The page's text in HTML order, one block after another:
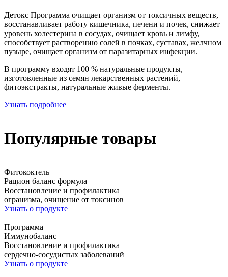
Детокс Программа очищает организм от токсичных веществ,
восстанавливает работу кишечника, печени и почек, снижает
уровень холестерина в сосудах, очищает кровь и лимфу,
способствует растворению солей в почках, суставах, желчном
пузыре, очищает организм от паразитарных инфекции.
В программу входят 100 % натуральные продукты,
изготовленные из семян лекарственных растений,
фитоэкстракты, натуральные живые ферменты.
Узнать подробнее
Популярные товары
Фитококтель
Рацион баланс формула
Восстановление и профилактика
огранизма, очищение от токсинов
Узнать о продукте
Программа
Иммунобаланс
Восстановление и профилактика
сердечно-сосудистых заболеваний
Узнать о продукте